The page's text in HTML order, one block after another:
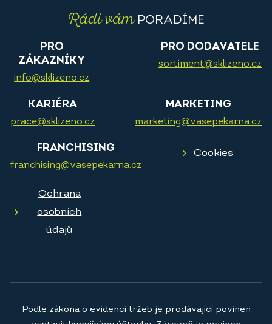
Rádi vámPORADÍME
PRO
ZÁKAZNÍKY
info@sklizeno.cz
PRO DODAVATELE
sortiment@sklizeno.cz
KARIÉRA
prace@sklizeno.cz
MARKETING
marketing@vasepekarna.cz
FRANCHISING
franchising@vasepekarna.cz
Cookies
Ochrana
osobních
údajů
Podle zákona o evidenci tržeb je prodávající povinen